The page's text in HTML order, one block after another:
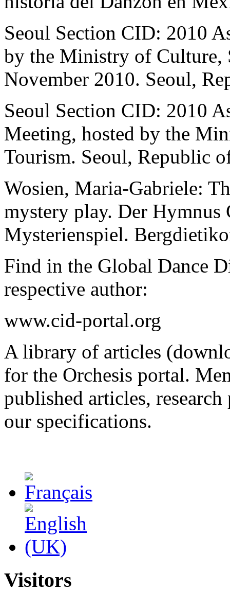
Seoul Section CID: 2010
by the Ministry of Culture,
November 2010. Seoul,
Seoul Section CID: 2010
Meeting, hosted by the
Tourism. Seoul, Republic
Wosien, Maria-Gabriele:
mystery play. Der Hymnus
Mysterienspiel.
Find in the Global Dance
respective author:
www.cid-portal.org
A library of articles
for the Orchesis portal.
published articles,
our specifications.
Visitors